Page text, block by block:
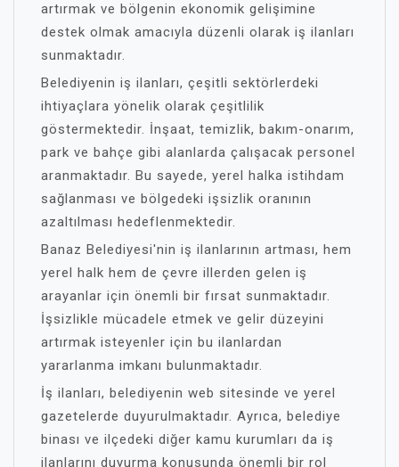
artırmak ve bölgenin ekonomik gelişimine
destek olmak amacıyla düzenli olarak iş ilanları
sunmaktadır.
Belediyenin iş ilanları, çeşitli sektörlerdeki
ihtiyaçlara yönelik olarak çeşitlilik
göstermektedir. İnşaat, temizlik, bakım-onarım,
park ve bahçe gibi alanlarda çalışacak personel
aranmaktadır. Bu sayede, yerel halka istihdam
sağlanması ve bölgedeki işsizlik oranının
azaltılması hedeflenmektedir.
Banaz Belediyesi'nin iş ilanlarının artması, hem
yerel halk hem de çevre illerden gelen iş
arayanlar için önemli bir fırsat sunmaktadır.
İşsizlikle mücadele etmek ve gelir düzeyini
artırmak isteyenler için bu ilanlardan
yararlanma imkanı bulunmaktadır.
İş ilanları, belediyenin web sitesinde ve yerel
gazetelerde duyurulmaktadır. Ayrıca, belediye
binası ve ilçedeki diğer kamu kurumları da iş
ilanlarını duyurma konusunda önemli bir rol